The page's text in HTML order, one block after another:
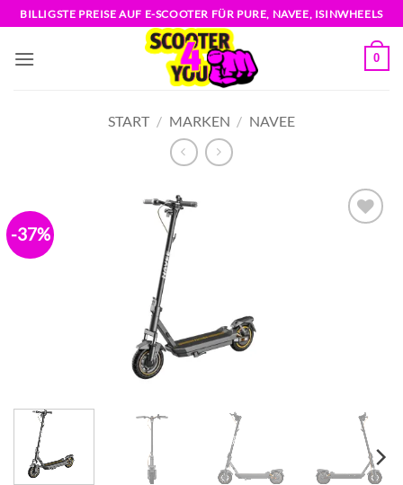
Zum
Inhalt
springen
BILLIGSTE PREISE AUF E-SCOOTER FÜR PURE, NAVEE, ISINWHEELS
0
START / MARKEN / NAVEE
-37%